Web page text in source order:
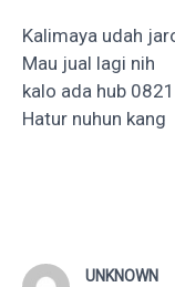
Kalimaya udah
Mau jual lagi nih
kalo ada hub
Hatur nuhun kang
UNKNOWN